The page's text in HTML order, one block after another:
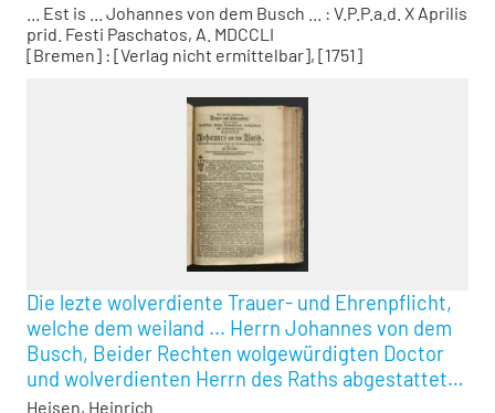
... Est is ... Johannes von dem Busch ... : V.P.P.a.d. X Aprilis
prid. Festi Paschatos, A. MDCCLI
[Bremen] : [Verlag nicht ermittelbar], [1751]
Die lezte wolverdiente Trauer- und Ehrenpflicht,
welche dem weiland ... Herrn Johannes von dem
Busch, Beider Rechten wolgewürdigten Doctor
und wolverdienten Herrn des Raths abgestattet
ist, als Derselbe durch einen sanft- und seligen
Heisen, Heinrich